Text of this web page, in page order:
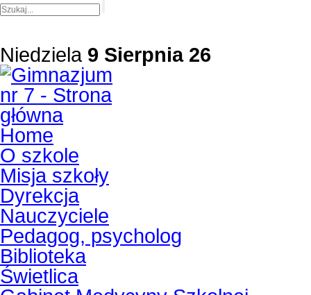
Niedziela 9 Sierpnia 26
Home
O szkole
Misja szkoły
Dyrekcja
Nauczyciele
Pedagog, psycholog
Biblioteka
Świetlica